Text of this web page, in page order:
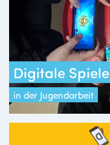
Digitale Spiele
in der Jugendarbeit